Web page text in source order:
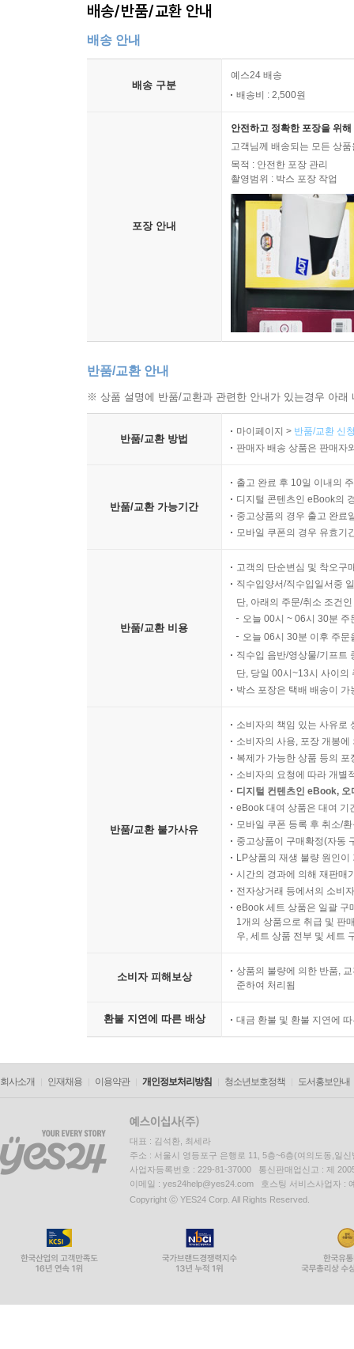
배송/반품/교환 안내
배송 안내
배송 구분
예스24 배송
배송비 : 2,500원
포장 안내
안전하고 정확한 포장을 위
고객님께 배송되는 모든 상
목적 : 안전한 포장 관리
촬영범위 : 박스 포장 작업
반품/교환 안내
※ 상품 설명에 반품/교환과 관련한 안내가 있는경우 아
반품/교환 방법
마이페이지 > 반품/교환 신
판매자 배송 상품은 판매자
반품/교환 가능기간
출고 완료 후 10일 이내의
디지털 콘텐츠인 eBook의
중고상품의 경우 출고 완료
모바일 쿠폰의 경우 유효기
반품/교환 비용
고객의 단순변심 및 착오구
직수입양서/직수입일서중
단, 아래의 주문/취소 조건
오늘 00시 ~ 06시 30분
오늘 06시 30분 이후 주
직수입 음반/영상물/기프트
단, 당일 00시~13시 사이의
박스 포장은 택배 배송이
반품/교환 불가사유
소비자의 책임 있는 사유로
소비자의 사용, 포장 개봉
복제가 가능한 상품 등의
소비자의 요청에 따라 개별
디지털 컨텐츠인 eBook,
eBook 대여 상품은 대여 기
모바일 쿠폰 등록 후 취소/
중고상품이 구매확정(자동
LP상품의 재생 불량 원인
시간의 경과에 의해 재판매
전자상거래 등에서의 소비
eBook 세트 상품은 일괄 구
1개의 상품으로 취급 및 판
우, 세트 상품 전부 및 세트
소비자 피해보상
상품의 불량에 의한 반품,
준하여 처리됨
환불 지연에 따른 배상 대금 환불 및 환불 지연에
회사소개 인재채용 이용약관 개인정보처리방침 청소년보호정책 도서홍보안내
대표 : 김석환, 최세라
주소 : 서울시 영등포구 은행로 11, 5층~6층(여의도동,일신
사업자등록번호 : 229-81-37000 통신판매업신고 : 제
이메일 : yes24help@yes24.com 호스팅 서비스사업자 :
Copyright ⓒ YES24 Corp. All Rights Reserved.